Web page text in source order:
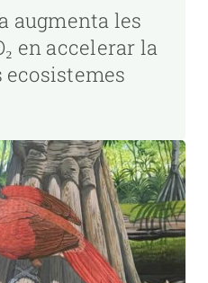
augmenta les
en accelerar la